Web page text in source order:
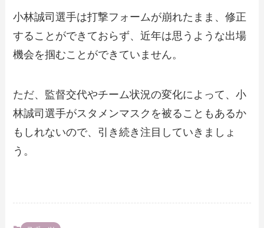
小林誠司選手は打撃フォームが崩れたまま、修正
することができておらず、近年は思うような出場
機会を掴むことができていません。
ただ、監督交代やチーム状況の変化によって、小
林誠司選手がスタメンマスクを被ることもあるか
もしれないので、引き続き注目していきましょ
う。